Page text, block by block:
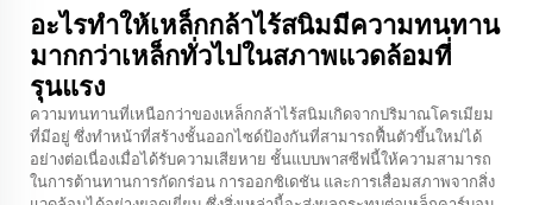
อะไรทำให้เหล็กกล้าไร้สนิมมีความทนทาน
มากกว่าเหล็กทั่วไปในสภาพแวดล้อมที่
รุนแรง
ความทนทานที่เหนือกว่าของเหล็กกล้าไร้สนิมเกิดจากปริมาณโครเมียม
ที่มีอยู่ ซึ่งทำหน้าที่สร้างชั้นออกไซด์ป้องกันที่สามารถฟื้นตัวขึ้นใหม่ได้
อย่างต่อเนื่องเมื่อได้รับความเสียหาย ชั้นแบบพาสซีฟนี้ให้ความสามารถ
ในการต้านทานการกัดกร่อน การออกซิเดชัน และการเสื่อมสภาพจากสิ่ง